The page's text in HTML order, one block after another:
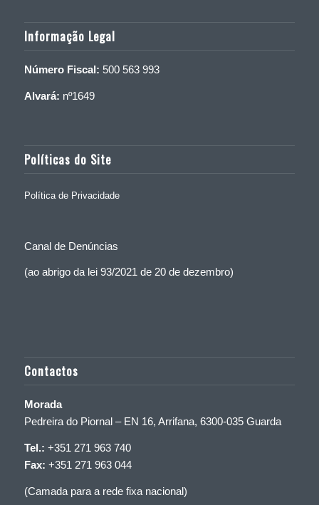
Informação Legal
Número Fiscal: 500 563 993
Alvará: nº1649
Políticas do Site
Política de Privacidade
Canal de Denúncias
(ao abrigo da lei 93/2021 de 20 de dezembro)
Contactos
Morada
Pedreira do Piornal – EN 16, Arrifana, 6300-035 Guarda
Tel.: +351 271 963 740
Fax: +351 271 963 044
(Camada para a rede fixa nacional)